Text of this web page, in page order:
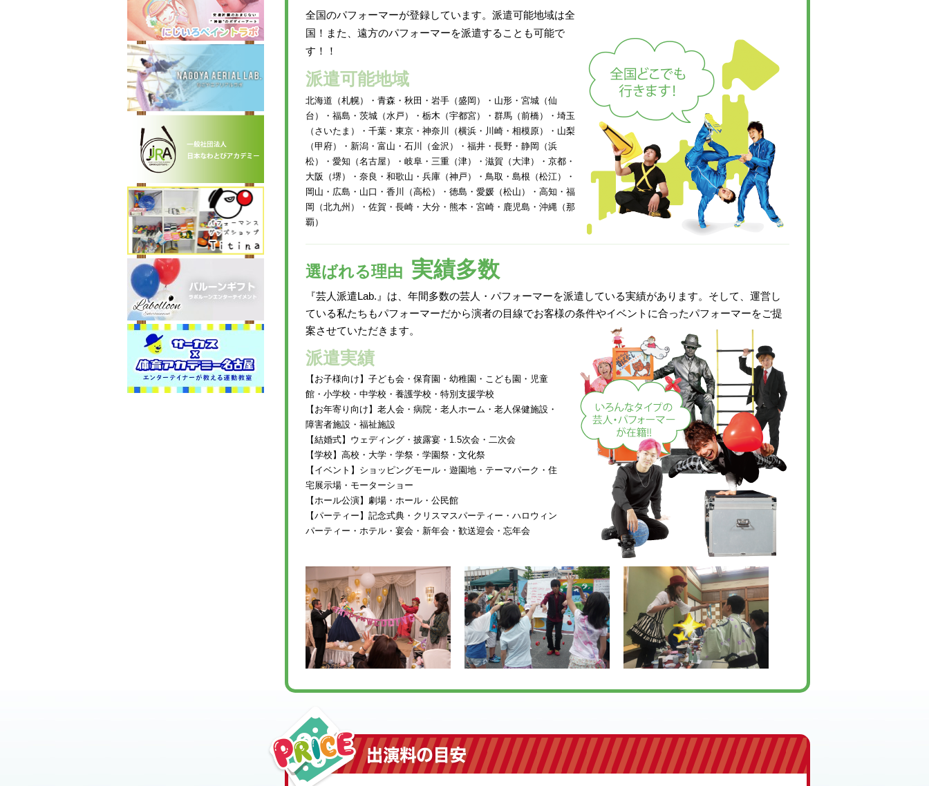
全国のパフォーマーが登録しています。派遣可能地域は全
国！また、遠方のパフォーマーを派遣することも可能で
す！！
派遣可能地域
北海道（札幌）・青森・秋田・岩手（盛岡）・山形・宮城（仙
台）・福島・茨城（水戸）・栃木（宇都宮）・群馬（前橋）・埼玉
（さいたま）・千葉・東京・神奈川（横浜・川崎・相模原）・山梨
（甲府）・新潟・富山・石川（金沢）・福井・長野・静岡（浜
松）・愛知（名古屋）・岐阜・三重（津）・滋賀（大津）・京都・
大阪（堺）・奈良・和歌山・兵庫（神戸）・鳥取・島根（松江）・
岡山・広島・山口・香川（高松）・徳島・愛媛（松山）・高知・福
岡（北九州）・佐賀・長崎・大分・熊本・宮崎・鹿児島・沖縄（那
覇）
選ばれる理由 実績多数
『芸人派遣Lab.』は、年間多数の芸人・パフォーマーを派遣している実績があります。そして、運営し
ている私たちもパフォーマーだから演者の目線でお客様の条件やイベントに合ったパフォーマーをご提
案させていただきます。
派遣実績
【お子様向け】子ども会・保育園・幼稚園・こども園・児童
館・小学校・中学校・養護学校・特別支援学校
【お年寄り向け】老人会・病院・老人ホーム・老人保健施設・
障害者施設・福祉施設
【結婚式】ウェディング・披露宴・1.5次会・二次会
【学校】高校・大学・学祭・学園祭・文化祭
【イベント】ショッピングモール・遊園地・テーマパーク・住
宅展示場・モーターショー
【ホール公演】劇場・ホール・公民館
【パーティー】記念式典・クリスマスパーティー・ハロウィン
パーティー・ホテル・宴会・新年会・歓送迎会・忘年会